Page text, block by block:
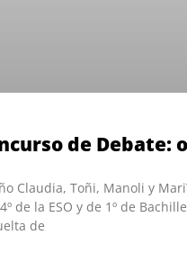
de Debate:
Claudia, Toñi, Manoli y
4º de la ESO y de 1º de
de